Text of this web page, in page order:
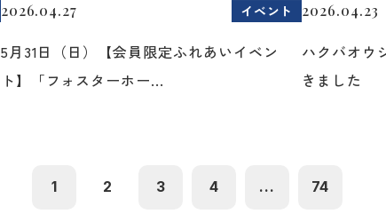
2026.04.27 イベント
5月31日（日）【会員限定ふれあいイベン
ト】「フォスターホー...
2026.04.23
ハクバオウ
きました
1 2 3 4 ... 74